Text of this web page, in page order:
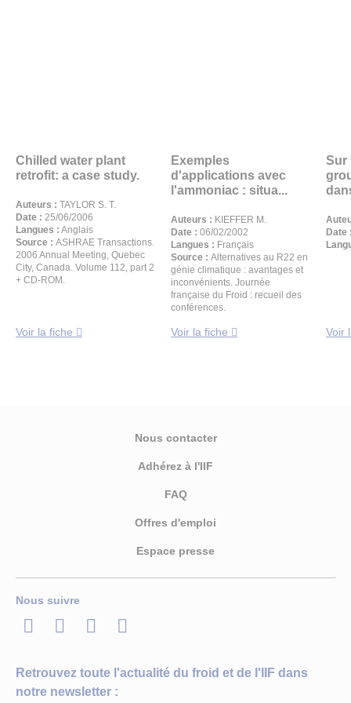
Chilled water plant
retrofit: a case study.
Auteurs : TAYLOR S. T.
Date : 25/06/2006
Langues : Anglais
Source : ASHRAE Transactions.
2006 Annual Meeting, Quebec
City, Canada. Volume 112, part 2
+ CD-ROM.
Voir la fiche
Exemples
d'applications avec
l'ammoniac : situa...
Auteurs : KIEFFER M.
Date : 06/02/2002
Langues : Français
Source : Alternatives au R22 en
génie climatique : avantages et
inconvénients. Journée
française du Froid : recueil des
conférences.
Voir la fiche
Sur
Date
Voir
Nous contacter
Adhérez à l'IIF
FAQ
Offres d'emploi
Espace presse
Nous suivre
LinkedInTwitterFacebook
Youtube
Retrouvez toute l'actualité du froid et de l'IIF dans
notre newsletter :